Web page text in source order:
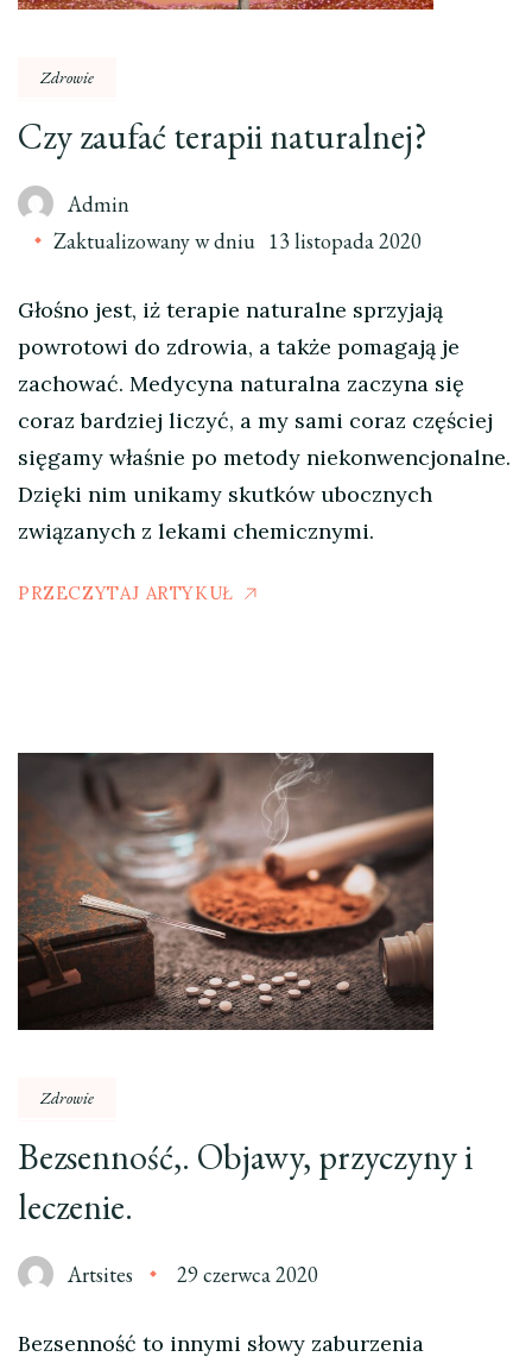
Zdrowie
Czy zaufać terapii naturalnej?
Admin
Zaktualizowany w dniu 13 listopada 2020
Głośno jest, iż terapie naturalne sprzyjają
powrotowi do zdrowia, a także pomagają je
zachować. Medycyna naturalna zaczyna się
coraz bardziej liczyć, a my sami coraz częściej
sięgamy właśnie po metody niekonwencjonalne.
Dzięki nim unikamy skutków ubocznych
związanych z lekami chemicznymi.
PRZECZYTAJ ARTYKUŁ
Zdrowie
Bezsenność,. Objawy, przyczyny i
leczenie.
Artsites 29 czerwca 2020
Bezsenność to innymi słowy zaburzenia